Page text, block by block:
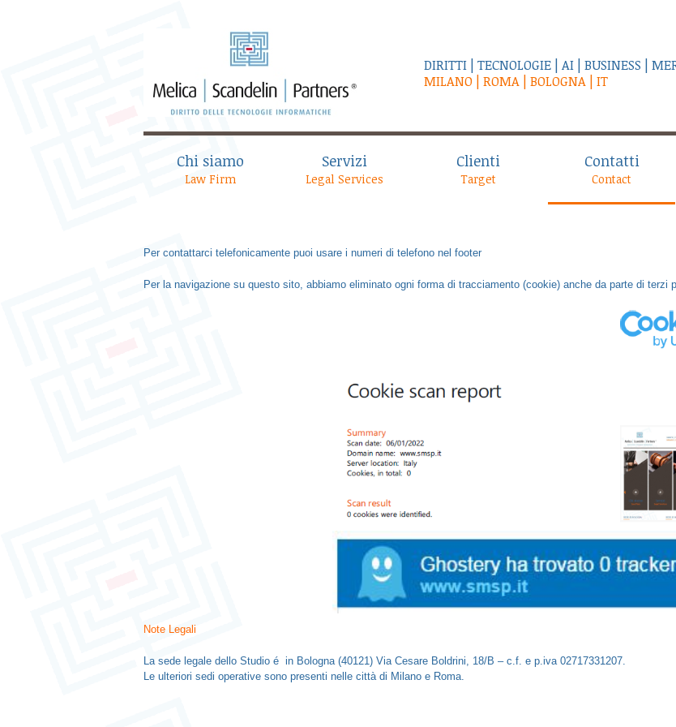
DIRITTI | TECNOLOGIE | AI | BUSINESS |
MILANO | ROMA | BOLOGNA | IT
Chi siamo
Law Firm
Servizi
Legal Services
Clienti
Target
Contatti
Contact
Per contattarci telefonicamente puoi usare i numeri di telefono nel footer
Per la navigazione su questo sito, abbiamo eliminato ogni forma di tracciamento (cookie) anche da parte di terzi
Note Legali
La sede legale dello Studio é in Bologna (40121) Via Cesare Boldrini, 18/B – c.f. e p.iva 02717331207.
Le ulteriori sedi operative sono presenti nelle città di Milano e Roma.